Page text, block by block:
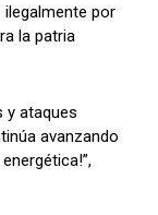
por
la patria
y ataques
avanzando